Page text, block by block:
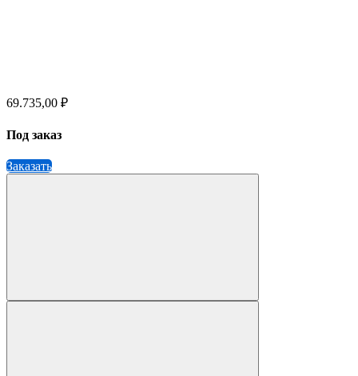
69.735,00 ₽
Под заказ
Заказать